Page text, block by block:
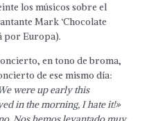
los músicos sobre el
Mark ‘Chocolate
por Europa).
en tono de broma,
de ese mismo día:
were up early this
in the morning, I hate it!»